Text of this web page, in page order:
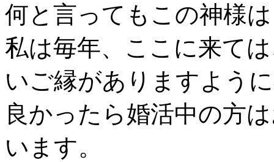
何と言ってもこの神様
私は毎年、ここに来て
いご縁がありますよう
良かったら婚活中の方
います。